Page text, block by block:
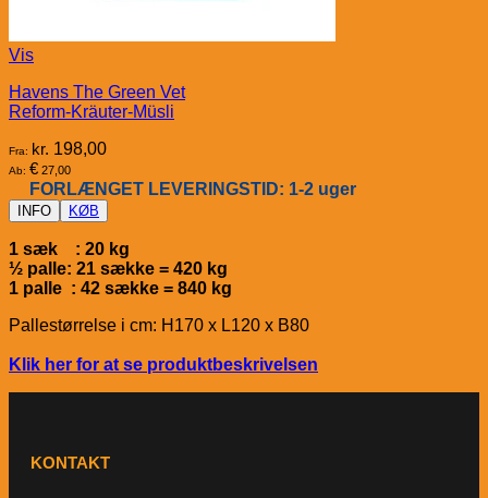
Vis
Havens The Green Vet
Reform-Kräuter-Müsli
Fra: kr. 198,00
Ab: € 27,00
FORLÆNGET LEVERINGSTID: 1-2 uger
INFO KØB
1 sæk : 20 kg
½ palle: 21 sække = 420 kg
1 palle : 42 sække = 840 kg
Pallestørrelse i cm: H170 x L120 x B80
Klik her for at se produktbeskrivelsen
KONTAKT